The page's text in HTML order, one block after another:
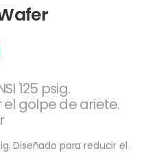
125 psig.
golpe de ariete.
Diseñado para reducir el